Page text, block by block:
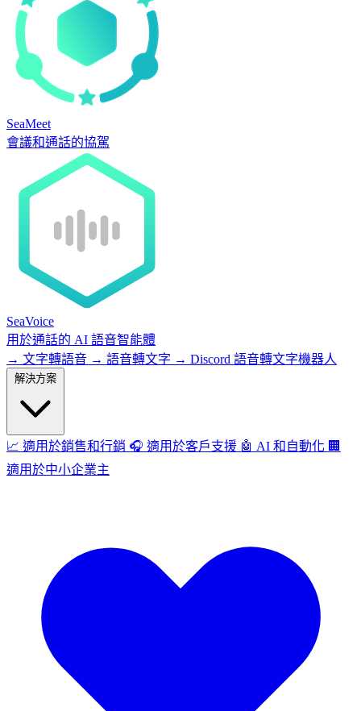
SeaMeet
會議和通話的協駕
SeaVoice
用於通話的 AI 語音智能體
→ 文字轉語音 → 語音轉文字 → Discord 語音轉文字機器人
📈 適用於銷售和行銷 🎧 適用於客戶支援 🤖 AI 和自動化 🏢
適用於中小企業主